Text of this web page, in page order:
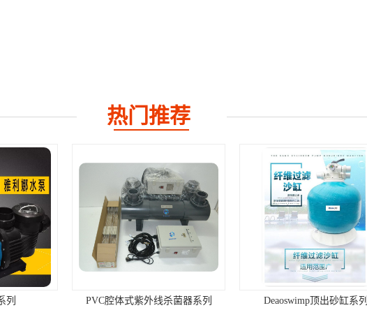
热门推荐
PVC腔体式紫外线杀菌器系列 Deaoswimp顶出砂缸系列